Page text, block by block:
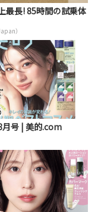
最長! 85時間の試乗体
）
月号 | 美的.com